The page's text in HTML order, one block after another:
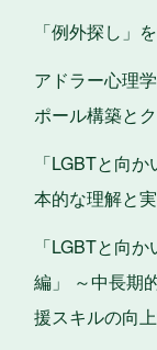
「例外探し」
アドラー心理
ポール構築と
「LGBTと向
本的な理解と
「LGBTと向
編」 ～中長期
援スキルの向